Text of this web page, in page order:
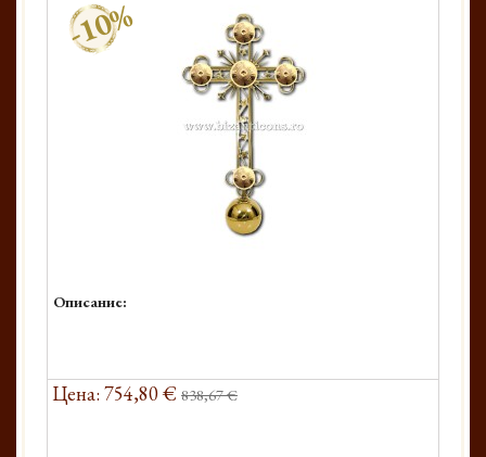
-10%
Описание:
Цена: 754,80 € 838,67 €